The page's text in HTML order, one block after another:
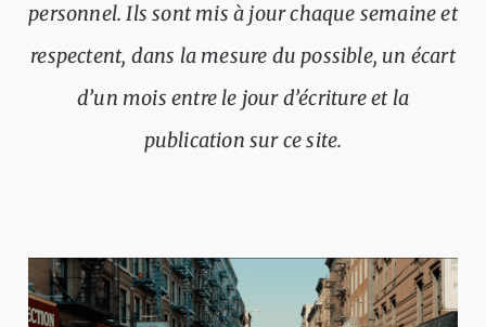
personnel. Ils sont mis à jour chaque semaine et
respectent, dans la mesure du possible, un écart
d’un mois entre le jour d’écriture et la
publication sur ce site.